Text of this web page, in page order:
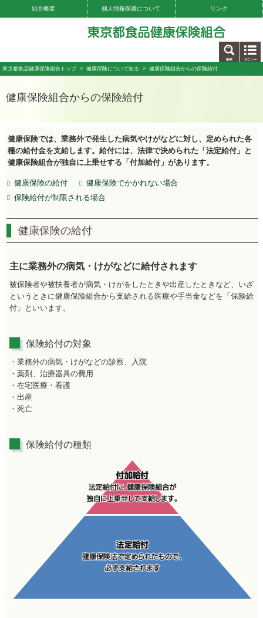
組合概要 個人情報保護について リンク
東京都食品健康保険組合トップ> 健康保険について知る > 健康保険組合からの保険給付
健康保険組合からの保険給付
健康保険では、業務外で発生した病気やけがなどに対し、定められた各
種の給付金を支給します。給付には、法律で決められた「法定給付」と
健康保険組合が独自に上乗せする「付加給付」があります。
健康保険の給付
健康保険でかかれない場合
保険給付が制限される場合
健康保険の給付
主に業務外の病気・けがなどに給付されます
被保険者や被扶養者が病気・けがをしたときや出産したときなど、いざ
というときに健康保険組合から支給される医療や手当金などを「保険給
付」といいます。
保険給付の対象
・業務外の病気・けがなどの診察、入院
・薬剤、治療器具の費用
・在宅医療・看護
・出産
・死亡
保険給付の種類